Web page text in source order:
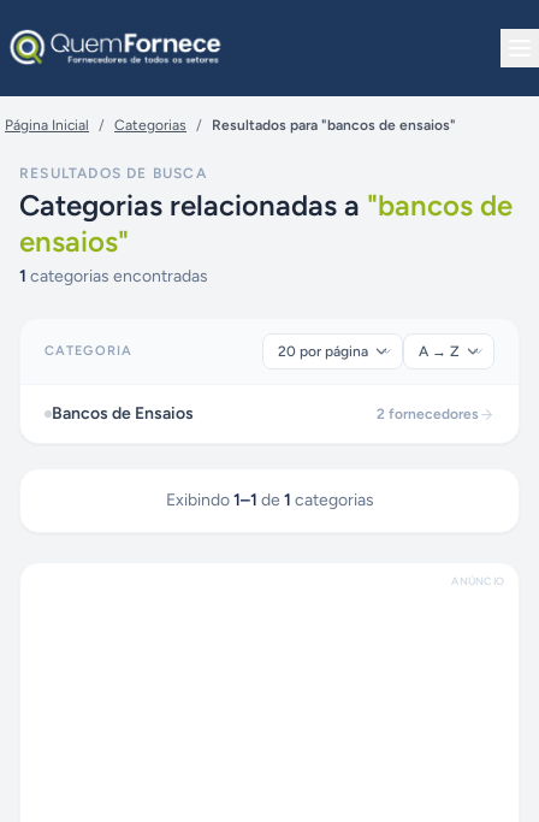
Página Inicial / Categorias / Resultados para "bancos de ensaios"
RESULTADOS DE BUSCA
Categorias relacionadas a "bancos de
ensaios"
1 categorias encontradas
CATEGORIA
Bancos de Ensaios 2 fornecedores
Exibindo 1–1 de 1 categorias
ANÚNCIO